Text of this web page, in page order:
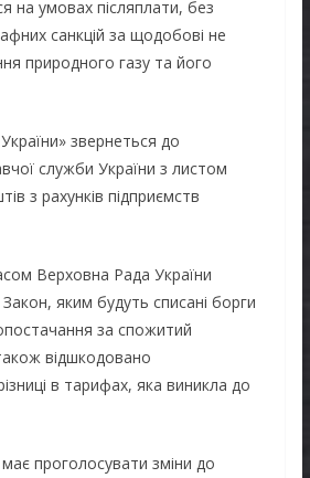
на умовах післяплати, без
санкцій за щодобові не
природного газу та його
звернеться до
служби України з листом
з рахунків підприємств
Верховна Рада України
яким будуть списані борги
за спожитий
відшкодовано
в тарифах, яка виникла до
проголосувати зміни до